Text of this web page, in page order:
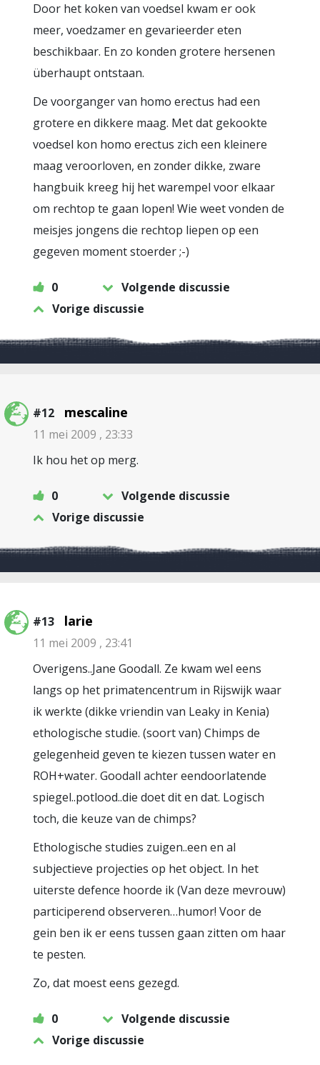
Door het koken van voedsel kwam er ook
meer, voedzamer en gevarieerder eten
beschikbaar. En zo konden grotere hersenen
überhaupt ontstaan.
De voorganger van homo erectus had een
grotere en dikkere maag. Met dat gekookte
voedsel kon homo erectus zich een kleinere
maag veroorloven, en zonder dikke, zware
hangbuik kreeg hij het warempel voor elkaar
om rechtop te gaan lopen! Wie weet vonden de
meisjes jongens die rechtop liepen op een
gegeven moment stoerder ;-)
0
Volgende discussie
Vorige discussie
#12 mescaline
11 mei 2009 , 23:33
Ik hou het op merg.
0
Volgende discussie
Vorige discussie
#13 larie
11 mei 2009 , 23:41
Overigens..Jane Goodall. Ze kwam wel eens
langs op het primatencentrum in Rijswijk waar
ik werkte (dikke vriendin van Leaky in Kenia)
ethologische studie. (soort van) Chimps de
gelegenheid geven te kiezen tussen water en
ROH+water. Goodall achter eendoorlatende
spiegel..potlood..die doet dit en dat. Logisch
toch, die keuze van de chimps?
Ethologische studies zuigen..een en al
subjectieve projecties op het object. In het
uiterste defence hoorde ik (Van deze mevrouw)
participerend observeren…humor! Voor de
gein ben ik er eens tussen gaan zitten om haar
te pesten.
Zo, dat moest eens gezegd.
0
Volgende discussie
Vorige discussie